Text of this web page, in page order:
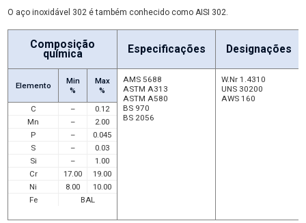
O aço inoxidável 302 é também conhecido como AISI 302.
Composição
química Especificações Designações
Elemento
Min
%
Max
%
C
–
0.12
Mn
–
2.00
P
–
0.045
S
–
0.03
Si
–
1.00
Cr
17.00
19.00
Ni
8.00
10.00
Fe
BAL
AMS 5688
ASTM A313
ASTM A580
BS 970
BS 2056
W.Nr 1.4310
UNS 30200
AWS 160